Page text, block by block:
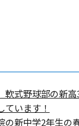
軟式野球部の新
ています！
の新中学2年生の